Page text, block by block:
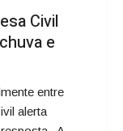
Civil
e
entre
alerta